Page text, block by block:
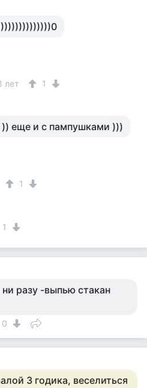
лет 1
еще и с пампушками )))
1
1
разу -выпью стакан
0
3 годика, веселиться